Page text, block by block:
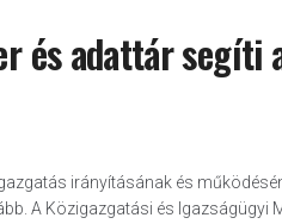
és adattár segíti
irányításának és
A Közigazgatási és Igazságügyi